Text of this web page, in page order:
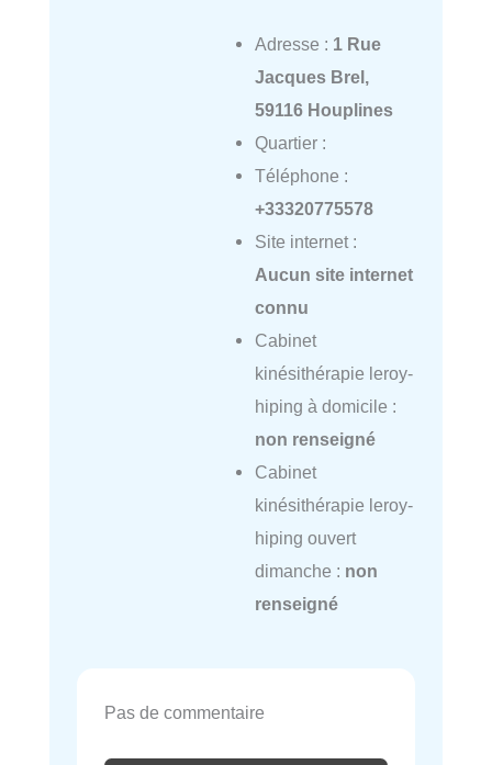
Adresse : 1 Rue
Jacques Brel,
59116 Houplines
Quartier :
Téléphone :
+33320775578
Site internet :
Aucun site internet
connu
Cabinet
kinésithérapie leroy-
hiping à domicile :
non renseigné
Cabinet
kinésithérapie leroy-
hiping ouvert
dimanche : non
renseigné
Pas de commentaire